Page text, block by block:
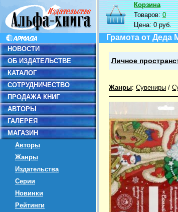
НОВОСТИ
ОБ ИЗДАТЕЛЬСТВЕ
КАТАЛОГ
СОТРУДНИЧЕСТВО
ПРОДАЖА КНИГ
АВТОРЫ
ГАЛЕРЕЯ
МАГАЗИН
Авторы
Жанры
Издательства
Серии
Новинки
Рейтинги
Корзина
Товаров:0
Цена:0 руб.
Грамота от Деда
Личное
Жанры: Сувениры /